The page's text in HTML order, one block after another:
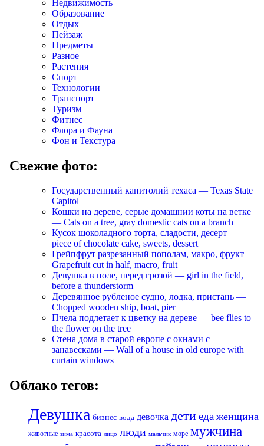
Недвижимость
Образование
Отдых
Пейзаж
Предметы
Разное
Растения
Спорт
Технологии
Транспорт
Туризм
Фитнес
Флора и Фауна
Фон и Текстура
Свежие фото:
Государственный капитолий техаса — Texas State
Capitol
Кошки на дереве, серые домашнии коты на ветке
— Cats on a tree, gray domestic cats on a branch
Кусок шоколадного торта, сладости, десерт —
piece of chocolate cake, sweets, dessert
Грейпфрут разрезанный пополам, макро, фрукт —
Grapefruit cut in half, macro, fruit
Девушка в поле, перед грозой — girl in the field,
before a thunderstorm
Деревянное рубленое судно, лодка, пристань —
Chopped wooden ship, boat, pier
Пчела подлетает к цветку на дереве — bee flies to
the flower on the tree
Стена дома в старой европе с окнами с
занавесками — Wall of a house in old europe with
curtain windows
Облако тегов:
Девушка бизнес вода девочка детиеда женщина
животные зима красота лицо люди мальчик море мужчина